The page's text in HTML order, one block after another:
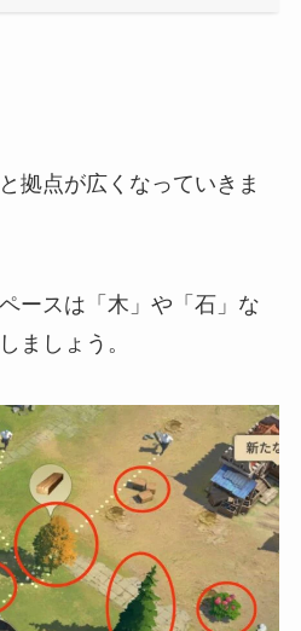
拠点が広くなっていきま
ースは「木」や「石」な
ましょう。